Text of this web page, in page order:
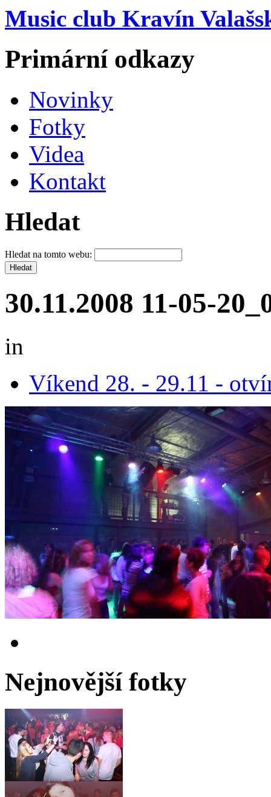
Music club Kravín
Primární odkazy
Novinky
Fotky
Videa
Kontakt
Hledat
Hledat na tomto webu:
30.11.2008 11-05-
in
Víkend 28. - 29.11 -
Nejnovější fotky